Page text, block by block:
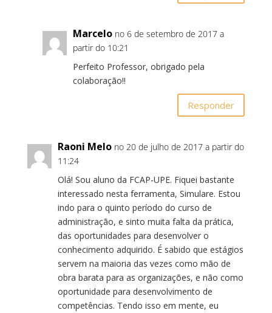
Marcelo no 6 de setembro de 2017 a
partir do 10:21
Perfeito Professor, obrigado pela
colaboração!!
Responder
Raoni Melo no 20 de julho de 2017 a partir do
11:24
Olá! Sou aluno da FCAP-UPE. Fiquei bastante
interessado nesta ferramenta, Simulare. Estou
indo para o quinto período do curso de
administração, e sinto muita falta da prática,
das oportunidades para desenvolver o
conhecimento adquirido. É sabido que estágios
servem na maioria das vezes como mão de
obra barata para as organizações, e não como
oportunidade para desenvolvimento de
competências. Tendo isso em mente, eu